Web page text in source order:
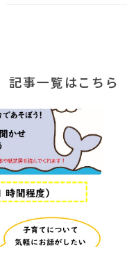
記事一覧はこちら